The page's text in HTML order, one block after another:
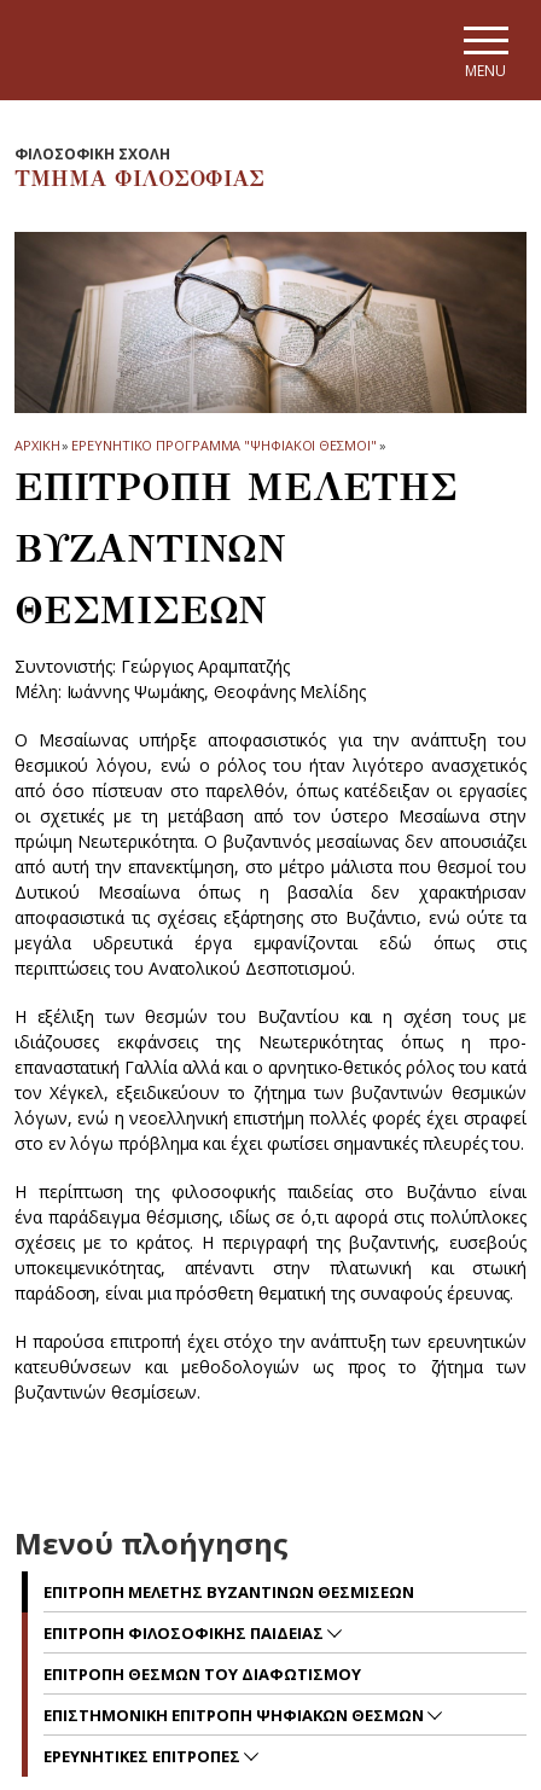
MENU
ΦΙΛΟΣΟΦΙΚΗ ΣΧΟΛΗ
ΤΜΗΜΑ ΦΙΛΟΣΟΦΙΑΣ
ΑΡΧΙΚΗ» ΕΡΕΥΝΗΤΙΚΟ ΠΡΟΓΡΑΜΜΑ "ΨΗΦΙΑΚΟΙ ΘΕΣΜΟΙ" »
ΕΠΙΤΡΟΠΗ ΜΕΛΕΤΗΣ
ΒΥΖΑΝΤΙΝΩΝ
ΘΕΣΜΙΣΕΩΝ
Συντονιστής: Γεώργιος Αραμπατζής
Μέλη: Ιωάννης Ψωμάκης, Θεοφάνης Μελίδης
Ο Μεσαίωνας υπήρξε αποφασιστικός για την ανάπτυξη του
θεσμικού λόγου, ενώ ο ρόλος του ήταν λιγότερο ανασχετικός
από όσο πίστευαν στο παρελθόν, όπως κατέδειξαν οι εργασίες
οι σχετικές με τη μετάβαση από τον ύστερο Μεσαίωνα στην
πρώιμη Νεωτερικότητα. Ο βυζαντινός μεσαίωνας δεν απουσιάζει
από αυτή την επανεκτίμηση, στο μέτρο μάλιστα που θεσμοί του
Δυτικού Μεσαίωνα όπως η βασαλία δεν χαρακτήρισαν
αποφασιστικά τις σχέσεις εξάρτησης στο Βυζάντιο, ενώ ούτε τα
μεγάλα υδρευτικά έργα εμφανίζονται εδώ όπως στις
περιπτώσεις του Ανατολικού Δεσποτισμού.
Η εξέλιξη των θεσμών του Βυζαντίου και η σχέση τους με
ιδιάζουσες εκφάνσεις της Νεωτερικότητας όπως η προ-
επαναστατική Γαλλία αλλά και ο αρνητικο-θετικός ρόλος του κατά
τον Χέγκελ, εξειδικεύουν το ζήτημα των βυζαντινών θεσμικών
λόγων, ενώ η νεοελληνική επιστήμη πολλές φορές έχει στραφεί
στο εν λόγω πρόβλημα και έχει φωτίσει σημαντικές πλευρές του.
Η περίπτωση της φιλοσοφικής παιδείας στο Βυζάντιο είναι
ένα παράδειγμα θέσμισης, ιδίως σε ό,τι αφορά στις πολύπλοκες
σχέσεις με το κράτος. Η περιγραφή της βυζαντινής, ευσεβούς
υποκειμενικότητας, απέναντι στην πλατωνική και στωική
παράδοση, είναι μια πρόσθετη θεματική της συναφούς έρευνας.
Η παρούσα επιτροπή έχει στόχο την ανάπτυξη των ερευνητικών
κατευθύνσεων και μεθοδολογιών ως προς το ζήτημα των
βυζαντινών θεσμίσεων.
Μενού πλοήγησης
ΕΠΙΤΡΟΠΗ ΜΕΛΕΤΗΣ ΒΥΖΑΝΤΙΝΩΝ ΘΕΣΜΙΣΕΩΝ
ΕΠΙΤΡΟΠΗ ΦΙΛΟΣΟΦΙΚΗΣ ΠΑΙΔΕΙΑΣ
ΕΠΙΤΡΟΠΗ ΘΕΣΜΩΝ ΤΟΥ ΔΙΑΦΩΤΙΣΜΟΥ
ΕΠΙΣΤΗΜΟΝΙΚΗ ΕΠΙΤΡΟΠΗ ΨΗΦΙΑΚΩΝ ΘΕΣΜΩΝ
ΕΡΕΥΝΗΤΙΚΕΣ ΕΠΙΤΡΟΠΕΣ